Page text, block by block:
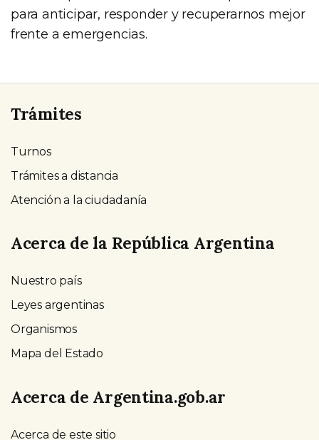
para anticipar, responder y recuperarnos mejor
frente a emergencias.
Trámites
Turnos
Trámites a distancia
Atención a la ciudadanía
Acerca de la República Argentina
Nuestro país
Leyes argentinas
Organismos
Mapa del Estado
Acerca de Argentina.gob.ar
Acerca de este sitio